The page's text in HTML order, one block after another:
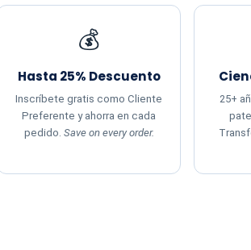
💰
Hasta 25% Descuento
Inscríbete gratis como Cliente
Preferente y ahorra en cada
pedido. Save on every order.
25+